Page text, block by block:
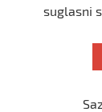
protivsuglasni